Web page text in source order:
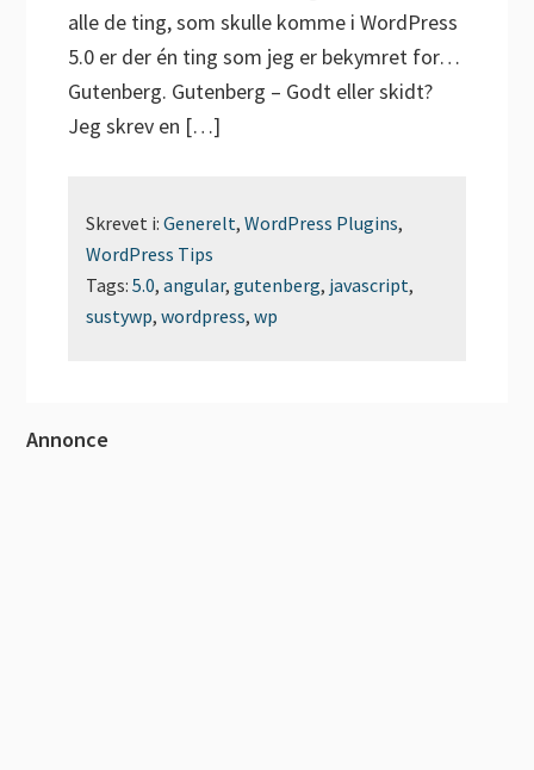
alle de ting, som skulle komme i WordPress
5.0 er der én ting som jeg er bekymret for…
Gutenberg. Gutenberg – Godt eller skidt?
Jeg skrev en […]
Skrevet i:Generelt,WordPress Plugins,
WordPress Tips
Tags:5.0,angular,gutenberg, javascript,
sustywp,wordpress,wp
Primær
Annonce